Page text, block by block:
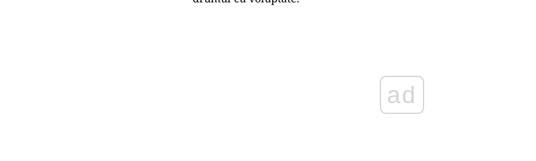
„strategie”, umilirea celuilalt – o formă de victorie.
: o stare socială în care minciuna e